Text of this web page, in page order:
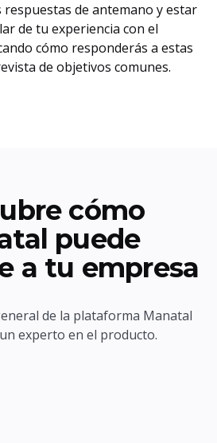
de antemano y estar
de tu experiencia con el
cómo responderás a estas
de objetivos comunes.
cómo
puede
a tu empresa
de la plataforma Manatal
experto en el producto.